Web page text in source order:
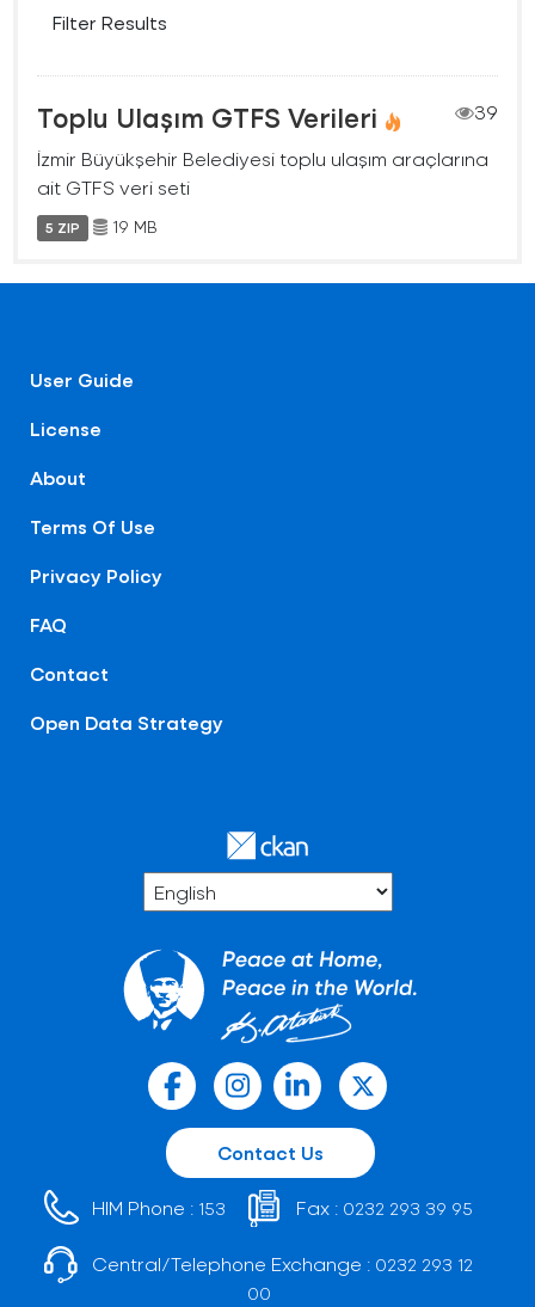
Filter Results
Toplu Ulaşım GTFS Verileri
39
İzmir Büyükşehir Belediyesi toplu ulaşım araçlarına
ait GTFS veri seti
5 ZIP 19 MB
User Guide
License
About
Terms Of Use
Privacy Policy
FAQ
Contact
Open Data Strategy
Contact Us
HIM Phone : 153 Fax : 0232 293 39 95
Central/Telephone Exchange : 0232 293 12
00